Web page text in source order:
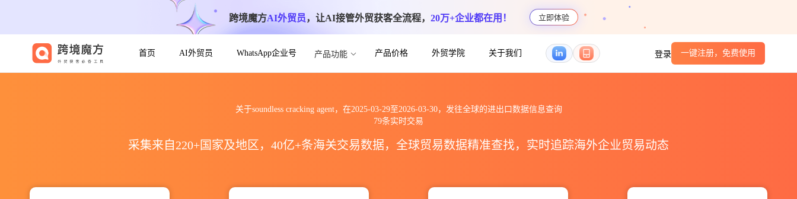
跨境魔方AI外贸员，让AI接管外贸获客全流程， 20万+企业都在用！ 立即体验
首页 AI外贸员 WhatsApp企业号 产品功能 产品价格 外贸学院 关于我们 登录 一键注册，免费使用
关于soundless cracking agent，在2025-03-29至2026-03-30，发往全球的进出口数据信息查询
79条实时交易
采集来自220+国家及地区，40亿+条海关交易数据，全球贸易数据精准查找，实时追踪海外企业贸易动态